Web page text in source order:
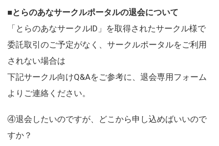
■とらのあなサークルポータルの退会について
「とらのあなサークルID」を取得されたサークル様で
委託取引のご予定がなく、サークルポータルをご利用
されない場合は
下記サークル向けQ&Aをご参考に、退会専用フォーム
よりご連絡ください。
④退会したいのですが、どこから申し込めばいいので
すか？